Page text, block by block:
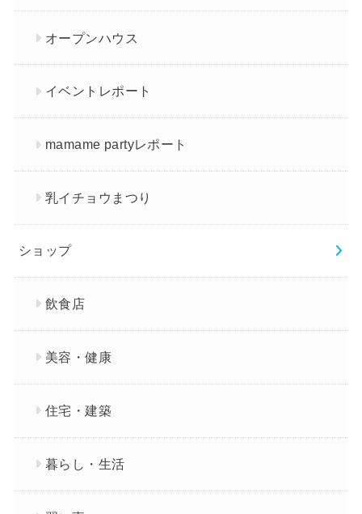
オープンハウス
イベントレポート
mamame partyレポート
乳イチョウまつり
ショップ
飲食店
美容・健康
住宅・建築
暮らし・生活